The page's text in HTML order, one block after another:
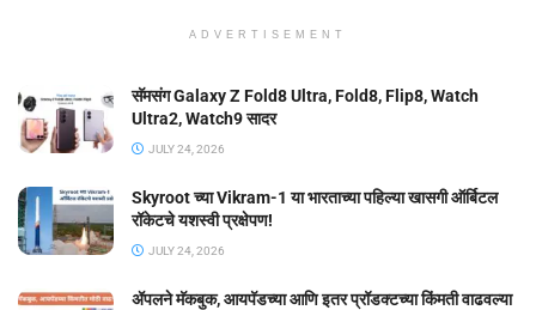
ADVERTISEMENT
सॅमसंग Galaxy Z Fold8 Ultra, Fold8, Flip8, Watch
Ultra2, Watch9 सादर
JULY 24, 2026
Skyroot च्या Vikram-1 या भारताच्या पहिल्या खासगी ऑर्बिटल
रॉकेटचे यशस्वी प्रक्षेपण!
JULY 24, 2026
ॲपलने मॅकबुक, आयपॅडच्या आणि इतर प्रॉडक्टच्या किंमती वाढवल्या